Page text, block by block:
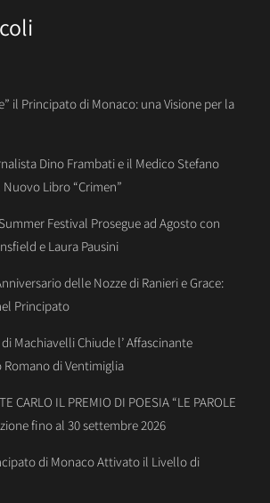
il Principato di Monaco: una Visione per la
Dino Frambati e il Medico Stefano
Libro “Crimen”
Festival Prosegue ad Agosto con
e Laura Pausini
delle Nozze di Ranieri e Grace:
Principato
Machiavelli Chiude l’ Affascinante
Romano di Ventimiglia
CARLO IL PREMIO DI POESIA “LE PAROLE
fino al 30 settembre 2026
di Monaco Attivato il Livello di